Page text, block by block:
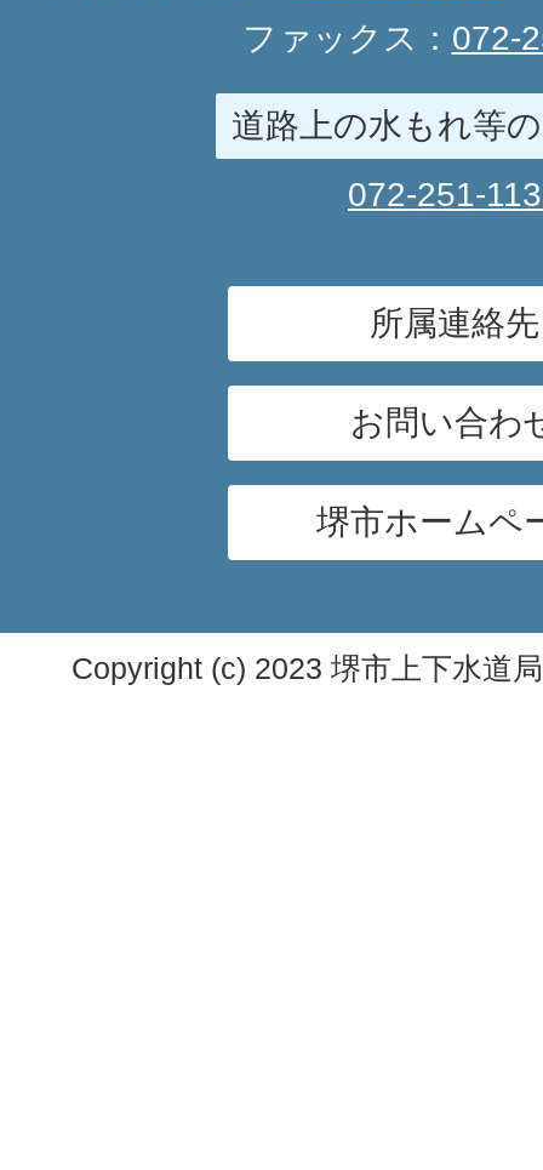
ファックス： 072-
道路上の水もれ等
072-251-
所属連絡先
お問い合わ
堺市ホームペ
Copyright (c) 2023 堺市上下水道